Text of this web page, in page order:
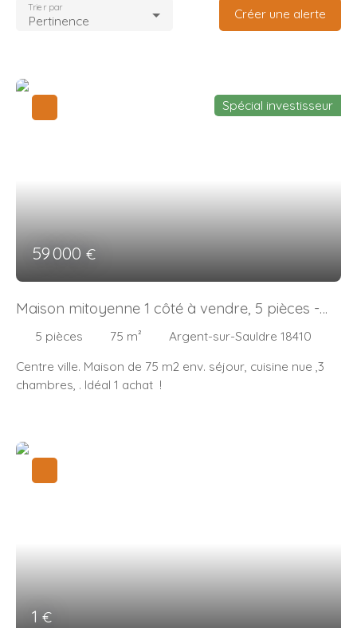
Pertinence
Trier par Créer une alerte
59 000€
Spécial investisseur
Maison mitoyenne 1 côté à vendre, 5 pièces -
Argent-sur-Sauldre 18410
5 pièces 75 m²
Argent-sur-Sauldre 18410
Centre ville. Maison de 75 m2 env. séjour, cuisine nue ,3
chambres, . Idéal 1 achat !
1 €